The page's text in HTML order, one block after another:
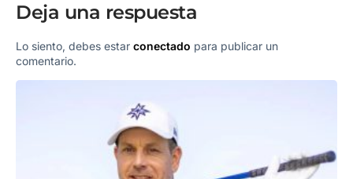
Deja una respuesta
Lo siento, debes estar conectado para publicar un
comentario.